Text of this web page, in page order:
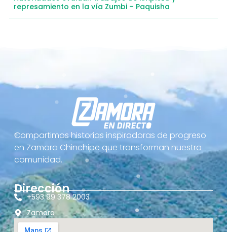
represamiento en la vía Zumbi – Paquisha
Compartimos historias inspiradoras de progreso
en Zamora Chinchipe que transforman nuestra
comunidad.
Dirección
+593 99 378 2003
Zamora